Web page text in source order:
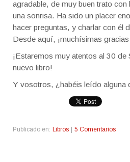
agradable, de muy buen trato con
una sonrisa. Ha sido un placer
hacer preguntas, y charlar con él
Desde aquí, ¡muchísimas
¡Estaremos muy atentos al 30 de
nuevo libro!
Y vosotros, ¿habéis leído alguna
Publicado en: Libros 5 Comentarios